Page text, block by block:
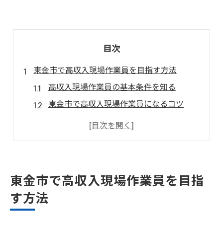
目次
東金市で高収入現場作業員を目指す方法
高収入現場作業員の基本条件を知る
東金市で高収入現場作業員になるコツ
現場作業員で収入を上げる実践ポイント
高収入現場作業員に近づく経験の積み方
東金市で高収入現場作業員を目指
す方法